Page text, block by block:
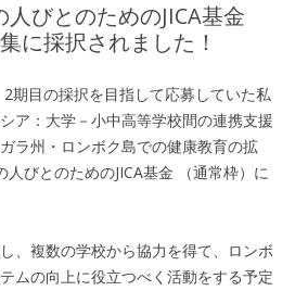
びとのためのJICA基金
に採択されました！
期目の採択を目指して応募していた私
ア：大学－小中高等学校間の連携支援
ラ州・ロンボク島での健康教育の拡
びとのためのJICA基金 （通常枠）に
、複数の学校から協力を得て、ロンボ
ムの向上に役立つべく活動をする予定